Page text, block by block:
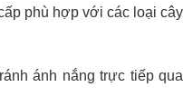
phù hợp với các loại cây
ánh nắng trực tiếp qua